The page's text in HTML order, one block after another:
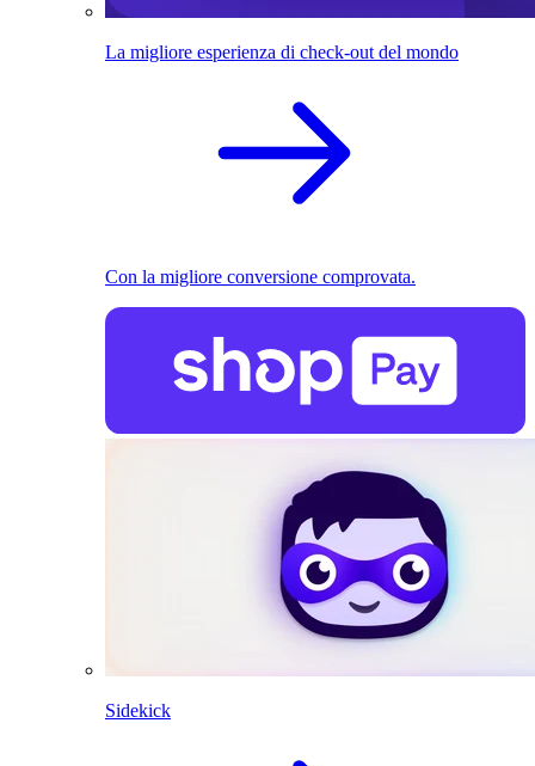
La migliore esperienza di check-out del mondo
Con la migliore conversione comprovata.
Sidekick